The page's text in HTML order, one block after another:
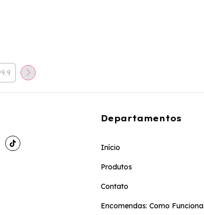
Departamentos
Início
Produtos
Contato
Encomendas: Como Funciona